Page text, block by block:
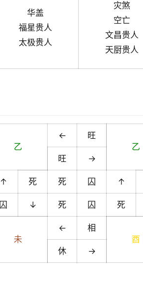
华盖
福星贵人
太极贵人
灾煞
空亡
文昌贵人
天厨贵人
乙
←
旺
乙
旺 →
↑ 死 死 囚 ↑
囚 ↓ 死 囚 死
未
←
相
酉
休 →